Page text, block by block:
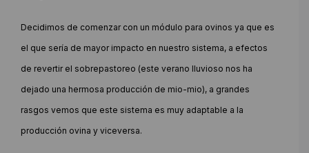
Decidimos de comenzar con un módulo para ovinos ya que es
el que sería de mayor impacto en nuestro sistema, a efectos
de revertir el sobrepastoreo (este verano lluvioso nos ha
dejado una hermosa producción de mio-mio), a grandes
rasgos vemos que este sistema es muy adaptable a la
producción ovina y viceversa.